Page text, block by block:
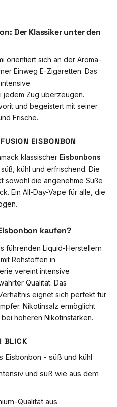
Der Klassiker unter den
orientiert sich an der Aroma-
Einweg E-Zigaretten. Das
jedem Zug überzeugen.
und begeistert mit seiner
Frische.
EISBONBON
klassischer Eisbonbons
kühl und erfrischend. Die
sowohl die angenehme Süße
Ein All-Day-Vape für alle, die
kaufen?
führenden Liquid-Herstellern
Rohstoffen in
vereint intensive
Qualität. Das
eignet sich perfekt für
Nikotinsalz ermöglicht
höheren Nikotinstärken.
BLICK
Eisbonbon - süß und kühl
und süß wie aus dem
Qualität aus